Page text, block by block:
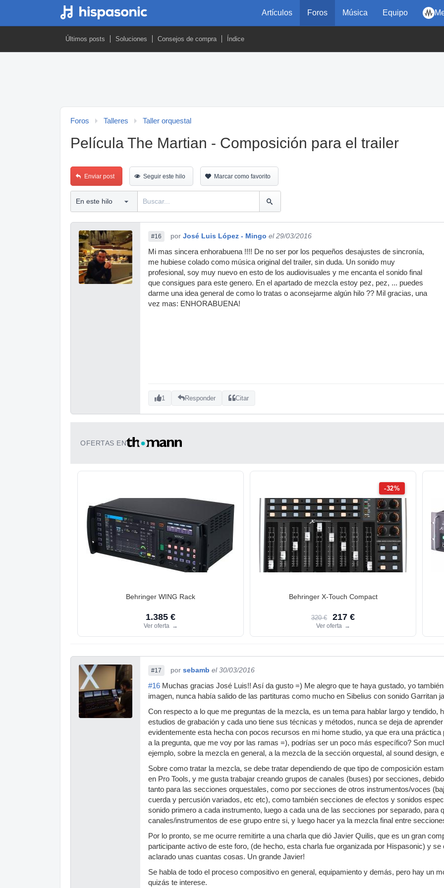
Artículos Foros Música Equipo
Últimos posts Soluciones Consejos de compra Índice
Foros Talleres Taller orquestal
Película The Martian - Composición para el trailer
Enviar post Seguir este hilo Marcar como favorito
#16 por José Luis López - Mingo el 29/03/2016
Mi mas sincera enhorabuena !!!! De no ser por los pequeños desajustes de sincronía,
me hubiese colado como música original del trailer, sin duda. Un sonido muy
profesional, soy muy nuevo en esto de los audiovisuales y me encanta el sonido final
que consigues para este genero. En el apartado de mezcla estoy pez, pez, ... puedes
darme una idea general de como lo tratas o aconsejarme algún hilo ?? Mil gracias, una
vez mas: ENHORABUENA!
1 Responder Citar
OFERTAS EN
Behringer WING Rack
1.385 €
Ver oferta →
-32%
Behringer X-Touch Compact
320 € 217 €
Ver oferta →
#17 por sebamb el 30/03/2016
#16 Muchas gracias José Luis!! Así da gusto =) Me alegro que te haya gustado, yo
imagen, nunca había salido de las partituras como mucho en Sibelius con sonido Garritan
Con respecto a lo que me preguntas de la mezcla, es un tema para hablar largo y tendido,
estudios de grabación y cada uno tiene sus técnicas y métodos, nunca se deja de
evidentemente esta hecha con pocos recursos en mi home studio, ya que era una
a la pregunta, que me voy por las ramas =), podrías ser un poco más específico? Son
ejemplo, sobre la mezcla en general, a la mezcla de la sección orquestal, al sound design,
Sobre como tratar la mezcla, se debe tratar dependiendo de que tipo de composición
en Pro Tools, y me gusta trabajar creando grupos de canales (buses) por secciones,
tanto para las secciones orquestales, como por secciones de otros instrumentos/voces
cuerda y percusión variados, etc etc), como también secciones de efectos y sonidos
sonido primero a cada instrumento, luego a cada una de las secciones por separado, para
canales/instrumentos de ese grupo entre si, y luego hacer ya la mezcla final entre
Por lo pronto, se me ocurre remitirte a una charla que dió Javier Quilis, que es un gran
participante activo de este foro, (de hecho, esta charla fue organizada por Hispasonic) y
aclarado unas cuantas cosas. Un grande Javier!
Se habla de todo el proceso compositivo en general, equipamiento y demás, pero hay un
quizás te interese.